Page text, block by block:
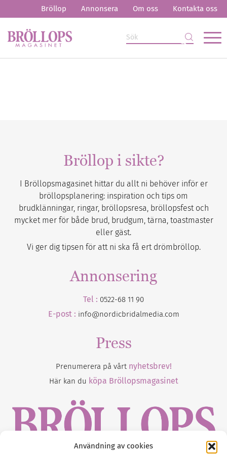
Användning av cookies
Bröllop Annonsera Om oss Kontakta oss
Bröllop i sikte?
I Bröllopsmagasinet hittar du allt ni behöver inför er
bröllopsplanering: inspiration och tips om
brudklänningar, ringar, bröllopsresa, bröllopsfest och
mycket mer för både brud, brudgum, tärna, toastmaster
eller gäst.
Vi ger dig tipsen för att ni ska få ert drömbröllop.
Annonsering
Tel : 0522-68 11 90
E-post : info@nordicbridalmedia.com
Press
Prenumerera på vårt nyhetsbrev!
Här kan du köpa Bröllopsmagasinet